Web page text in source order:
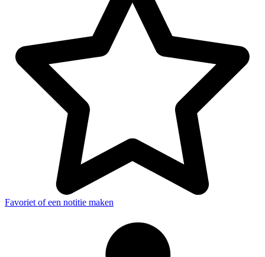
Favoriet of een notitie maken